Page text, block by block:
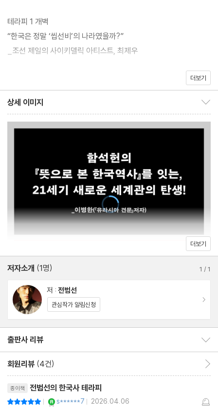
만 알던 한국사의 숨겨진 이야기들을 조명한다.
특히 서구적 ‘개화’의 프레임에 갇혀 잊혔던 동학의 ‘개벽’ 정신과 호
극의 정신로 엮어내며, 온갖 역사 왜곡과 편가르기 식의 이념의 감옥
에 갇힌 독자들에게 해방의 열쇠를 건넨다. “역사는 우리 삶을 치유
할 수 있는가?” 저자가 던지는 이 질문을 따라가다 보면, 상처와 굴
테라피 1 개벽
“한국은 정말 ‘씹선비’의 나라였을까?”
_조선 제일의 사이키델릭 아티스트, 최제우
_조국을 사랑한 검은머리 외국인, 서재필
“외국인의 한국 사랑은 한국인들만의 국뽕일까?”
_한국인보다 한국을 더 사랑한 미국인, 호머헐버트
테라피 4 한류
“세계에 한국의 정신을 알린 한국 예술사 최대 아웃풋은 누구일
까?”
테라피 5 매국
“무엇이 그를 나라를 팔아먹게 만들었을까?”
_조선시대 비운의 베타메일, 이완용
테라피 6 평화
“한국과 일본은 친구가 될 수 있을까?”
테라피 7 민중
“대한민국의 진짜 주인은 누구일까?”
더보기
상세 이미지
더보기
저자소개 (1명) 1 /1
저 : 전범선
관심작가 알림신청
출판사 리뷰
회원리뷰 (4건)
종이책 전범선의 한국사 테라피
| s******7 | 2026.04.06